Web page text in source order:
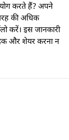
करते हैं? अपने
की अधिक
करें। इस जानकारी
और शेयर करना न